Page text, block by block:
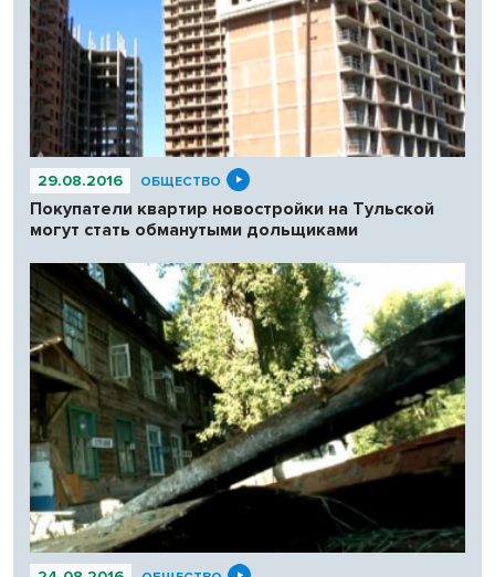
29.08.2016 ОБЩЕСТВО
Покупатели квартир новостройки на Тульской
могут стать обманутыми дольщиками